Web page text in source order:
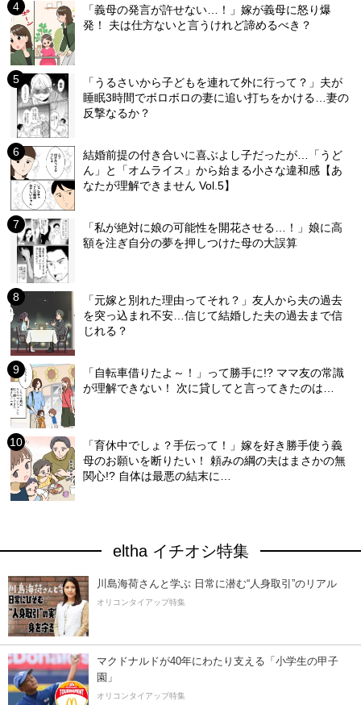
「義母の発言が許せない…！」嫁が義母に怒り爆
発！ 夫は仕方ないと言うけれど諦めるべき？
「うるさいから子どもを連れて外に行って？」夫が
睡眠3時間でボロボロの妻に追い打ちをかける…妻の
反撃なるか？
結婚前提の付き合いに喜ぶよし子だったが…「うど
ん」と「オムライス」から始まる小さな違和感【あ
なたが理解できません Vol.5】
「私が絶対に娘の可能性を開花させる…！」娘に高
額を注ぎ自分の夢を押しつけた母の大誤算
「元嫁と別れた理由ってそれ？」友人から夫の過去
を突っ込まれ不安…信じて結婚した夫の過去まで信
じれる？
「自転車借りたよ～！」って勝手に!? ママ友の常識
が理解できない！ 次に貸してと言ってきたのは…
「育休中でしょ？手伝って！」嫁を好き勝手使う義
母のお願いを断りたい！ 頼みの綱の夫はまさかの無
関心!? 自体は最悪の結末に…
eltha イチオシ特集
川島海荷さんと学ぶ 日常に潜む“人身取引”のリアル
オリコンタイアップ特集
マクドナルドが40年にわたり支える「小学生の甲子
園」
オリコンタイアップ特集